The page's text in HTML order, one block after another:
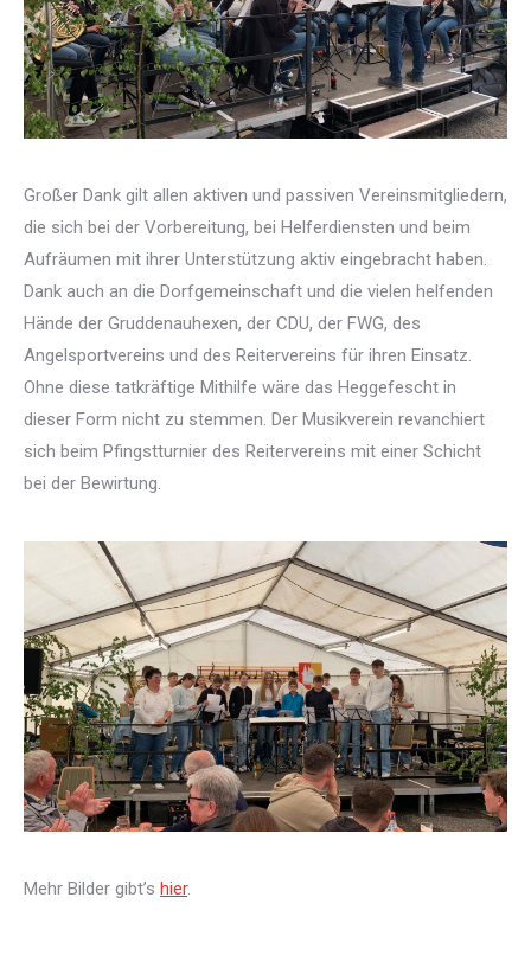
Großer Dank gilt allen aktiven und passiven Vereinsmitgliedern,
die sich bei der Vorbereitung, bei Helferdiensten und beim
Aufräumen mit ihrer Unterstützung aktiv eingebracht haben.
Dank auch an die Dorfgemeinschaft und die vielen helfenden
Hände der Gruddenauhexen, der CDU, der FWG, des
Angelsportvereins und des Reitervereins für ihren Einsatz.
Ohne diese tatkräftige Mithilfe wäre das Heggefescht in
dieser Form nicht zu stemmen. Der Musikverein revanchiert
sich beim Pfingstturnier des Reitervereins mit einer Schicht
bei der Bewirtung.
Mehr Bilder gibt’s hier.